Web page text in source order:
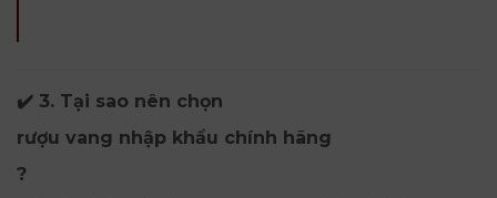
✔️ 3. Tại sao nên chọn
rượu vang nhập khẩu chính hãng
?